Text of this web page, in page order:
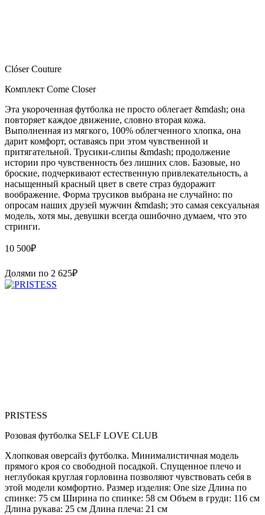
Clóser Couture
Комплект Come Closer
Эта укороченная футболка не просто облегает &mdash; она
повторяет каждое движение, словно вторая кожа.
Выполненная из мягкого, 100% облегченного хлопка, она
дарит комфорт, оставаясь при этом чувственной и
притягательной. Трусики-слипы &mdash; продолжение
истории про чувственность без лишних слов. Базовые, но
броские, подчеркивают естественную привлекательность, а
насыщенный красный цвет в свете страз будоражит
воображение. Форма трусиков выбрана не случайно: по
опросам наших друзей мужчин &mdash; это самая сексуальная
модель, хотя мы, девушки всегда ошибочно думаем, что это
стринги.
10 500₽
Долями по 2 625₽
PRISTESS
Розовая футболка SELF LOVE CLUB
Хлопковая оверсайз футболка. Минималистичная модель
прямого кроя со свободной посадкой. Спущенное плечо и
неглубокая круглая горловина позволяют чувствовать себя в
этой модели комфортно. Размер изделия: One size Длина по
спинке: 75 см Ширина по спинке: 58 см Объем в груди: 116 см
Длина рукава: 25 см Длина плеча: 21 см